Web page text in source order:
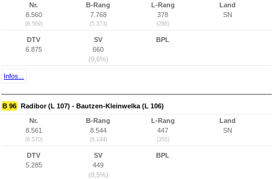
Nr.
8.560
(8.569)
B-Rang
7.768
(5.373)
L-Rang
378
(286)
Land
SN
DTV
6.875
SV
660
(9,6%)
BPL
Infos...
B 96 Radibor (L 107) - Bautzen-Kleinwelka (L 106)
Nr.
8.561
(8.570)
B-Rang
8.544
(6.144)
L-Rang
447
(355)
Land
SN
DTV
5.285
SV
449
(8,5%)
BPL